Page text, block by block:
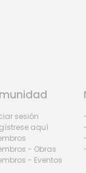
sesión
aquí
- Obras
- Eventos